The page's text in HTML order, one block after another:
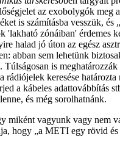
az exobolygók
is számításba vesszük,
zónáiban'
halad jó úton az egész
abban sem lehetünk
is
keresése
a kábeles
és még sorolhatnánk.
vagyunk vagy nem
hogy „a METI egy rövid